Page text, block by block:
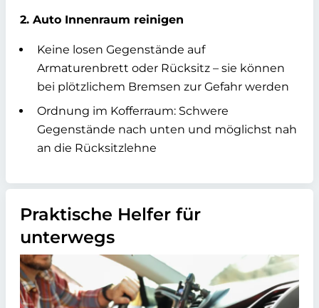
2. Auto Innenraum reinigen
Keine losen Gegenstände auf
Armaturenbrett oder Rücksitz – sie können
bei plötzlichem Bremsen zur Gefahr werden
Ordnung im Kofferraum: Schwere
Gegenstände nach unten und möglichst nah
an die Rücksitzlehne
Praktische Helfer für
unterwegs